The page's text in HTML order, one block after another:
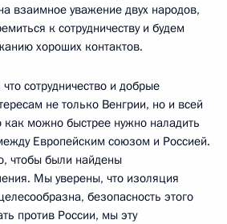
взаимное уважение двух народов,
к сотрудничеству и будем
хороших контактов.
сотрудничество и добрые
не только Венгрии, но и всей
как можно быстрее нужно наладить
Европейским союзом и Россией.
чтобы были найдены
Мы уверены, что изоляция
безопасность этого
против России, мы эту